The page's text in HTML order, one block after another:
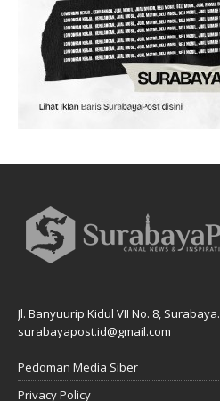
Jl. Banyuurip Kidul VII No. 8, Surabaya.
surabayapost.id@gmail.com
Pedoman Media Siber
Privacy Policy